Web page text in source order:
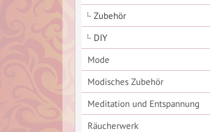
Zubehör
DIY
Mode
Modisches Zubehör
Meditation und Entspannung
Räucherwerk